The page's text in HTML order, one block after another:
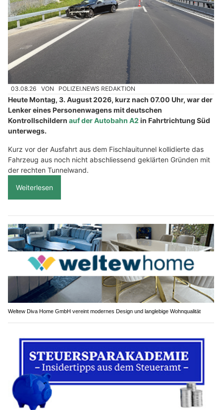
03.08.26 VON POLIZEI.NEWS REDAKTION
Heute Montag, 3. August 2026, kurz nach 07.00 Uhr, war der
Lenker eines Personenwagens mit deutschen
Kontrollschildern auf der Autobahn A2 in Fahrtrichtung Süd
unterwegs.
Kurz vor der Ausfahrt aus dem Fischlauitunnel kollidierte das
Fahrzeug aus noch nicht abschliessend geklärten Gründen mit
der rechten Tunnelwand.
Weiterlesen
Weltew Diva Home GmbH vereint modernes Design und langlebige Wohnqualität